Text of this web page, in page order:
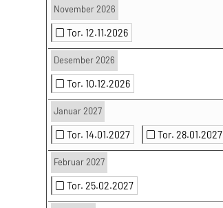
November 2026
Tor. 12.11.2026
Desember 2026
Tor. 10.12.2026
Januar 2027
Tor. 14.01.2027 Tor. 28.01.2027
Februar 2027
Tor. 25.02.2027